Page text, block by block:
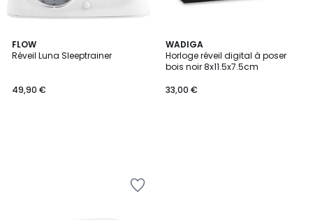
FLOW
Réveil Luna Sleeptrainer
49,90 €
WADIGA
Horloge réveil digital à poser
bois noir 8x11.5x7.5cm
33,00 €